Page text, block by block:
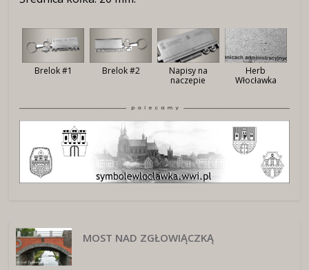
Brelok #1 Brelok #2
Napisy na
naczepie
Herb
Włocławka
MOST NAD ZGŁOWIĄCZKĄ